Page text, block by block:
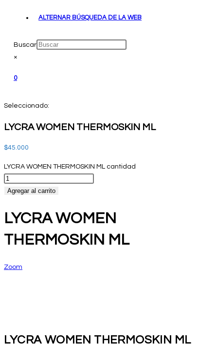
ALTERNAR BÚSQUEDA DE LA WEB
Buscar
×
0
Seleccionado:
LYCRA WOMEN THERMOSKIN ML
$45.000
LYCRA WOMEN THERMOSKIN ML cantidad
Agregar al carrito
LYCRA WOMEN
THERMOSKIN ML
Zoom
LYCRA WOMEN THERMOSKIN ML